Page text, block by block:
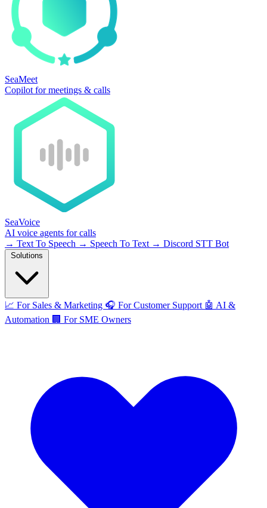
SeaMeet
Copilot for meetings & calls
SeaVoice
AI voice agents for calls
→ Text To Speech → Speech To Text → Discord STT Bot
📈 For Sales & Marketing 🎧 For Customer Support 🤖 AI &
Automation 🏢 For SME Owners